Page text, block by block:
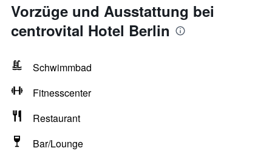
Vorzüge und Ausstattung bei
centrovital Hotel Berlin
Schwimmbad
Fitnesscenter
Restaurant
Bar/Lounge